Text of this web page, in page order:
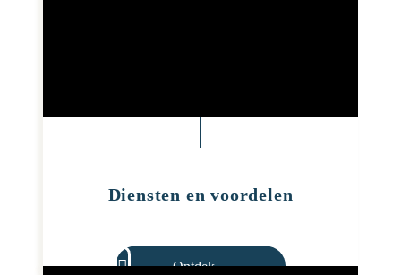
Diensten en voordelen
Ontdek